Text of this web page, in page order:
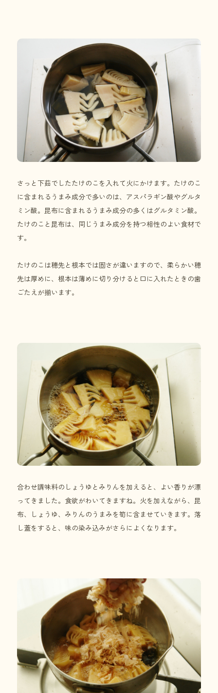
さっと下茹でしたたけのこを入れて火にかけます。たけのこ
に含まれるうまみ成分で多いのは、アスパラギン酸やグルタ
ミン酸。昆布に含まれるうまみ成分の多くはグルタミン酸。
たけのこと昆布は、同じうまみ成分を持つ相性のよい食材で
す。
たけのこは穂先と根本では固さが違いますので、柔らかい穂
先は厚めに、根本は薄めに切り分けると口に入れたときの歯
ごたえが揃います。
合わせ調味料のしょうゆとみりんを加えると、よい香りが漂
ってきました。食欲がわいてきますね。火を加えながら、昆
布、しょうゆ、みりんのうまみを筍に含ませていきます。落
し蓋をすると、味の染み込みがさらによくなります。